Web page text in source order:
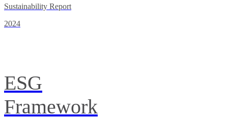
Sustainability Report
2024
ESG
Framework